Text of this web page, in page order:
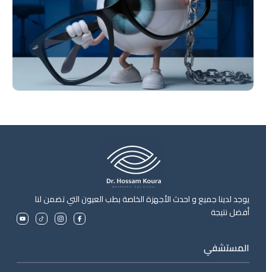
يوجد لدينا جميع و احدث الأجهزة الخاصة بطب العيون التي تضمن لنا
أفضل نتيجة
المستشفي